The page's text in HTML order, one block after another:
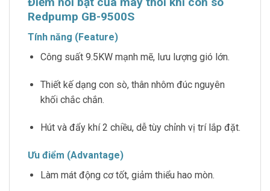
Redpump GB-9500S
Tính năng (Feature)
Công suất 9.5KW mạnh mẽ, lưu lượng gió lớn.
Thiết kế dạng con sò, thân nhôm đúc nguyên
khối chắc chắn.
Hút và đẩy khí 2 chiều, dễ tùy chỉnh vị trí lắp đặt.
Ưu điểm (Advantage)
Làm mát động cơ tốt, giảm thiểu hao mòn.